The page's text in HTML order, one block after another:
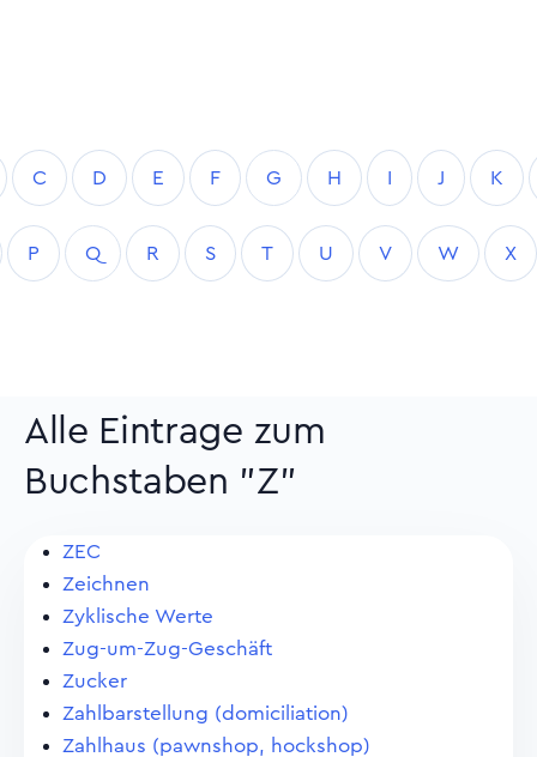
C D E F G H I J K
P Q R S T U V W X
Alle Eintrage zum
Buchstaben "Z"
ZEC
Zeichnen
Zyklische Werte
Zug-um-Zug-Geschäft
Zucker
Zahlbarstellung (domiciliation)
Zahlhaus (pawnshop, hockshop)